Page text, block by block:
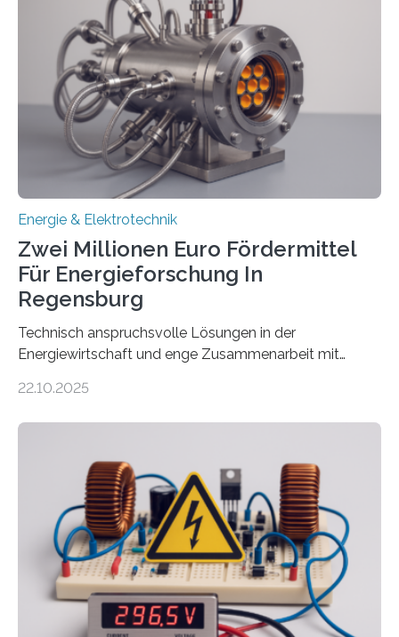
neuen Bericht für die Praxis eingeordnet – inklusive der
Rolle von flexiblen Netzanschlussvereinbarungen. Der
Netzanschluss von Erneuerbare-Energien-Anlagen
(EE-Anlagen) ist entscheidend für die Energiewende.
Denn ohne Anschluss an das Netz kann kein Strom
eingespeist werden. Nach dem Erneuerbare-Energien-
Gesetz (EEG) sind Netzbetreiber…
Energie & Elektrotechnik
Zwei Millionen Euro Fördermittel
Für Energieforschung In
Regensburg
Technisch anspruchsvolle Lösungen in der
Energiewirtschaft und enge Zusammenarbeit mit
neuen EU-geförderten Transfer-Projekte zu
Energietechnologien werden vom Europäischen
Sozialfonds Plus (ESF+) gefördert – mit einer
Gesamtsumme von mehr als zwei Millionen Euro.
Damit zählt die Hochschule zu den großen
Gewinnerinnen der aktuellen Förderrunde des
Bayerischen Wissenschaftsministeriums. Im
Mittelpunkt steht der direkte Wissenstransfer: Neue
wissenschaftliche Erkenntnisse sollen rasch in die
22.10.2025